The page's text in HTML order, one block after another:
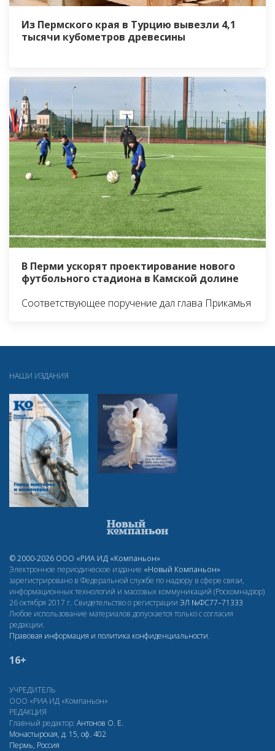
Из Пермского края в Турцию вывезли 4,1
тысячи кубометров древесины
В Перми ускорят проектирование нового
футбольного стадиона в Камской долине
Соответствующее поручение дал глава Прикамья
НАШИ ИЗДАНИЯ
© 2000-2026 ООО «РИА ИД «Компаньон»
Электронное периодическое издание «Новый Компаньон»
зарегистрировано в Федеральной службе по надзору в сфере связи,
информационных технологий и массовых коммуникаций (Роскомнадзор)
26 октября 2017 г. Свидетельство о регистрации ЭЛ №ФС77–71333
Любое использование материалов допускается только с согласия
редакции.
Правовая информация и политика конфиденциальности.
16+
УЧРЕДИТЕЛЬ
ООО «РИА ИД «Компаньон»
РЕДАКЦИЯ
Главный редактор: Антонов О. Е.
Монастырская, д. 15, оф. 402
Пермь, Россия